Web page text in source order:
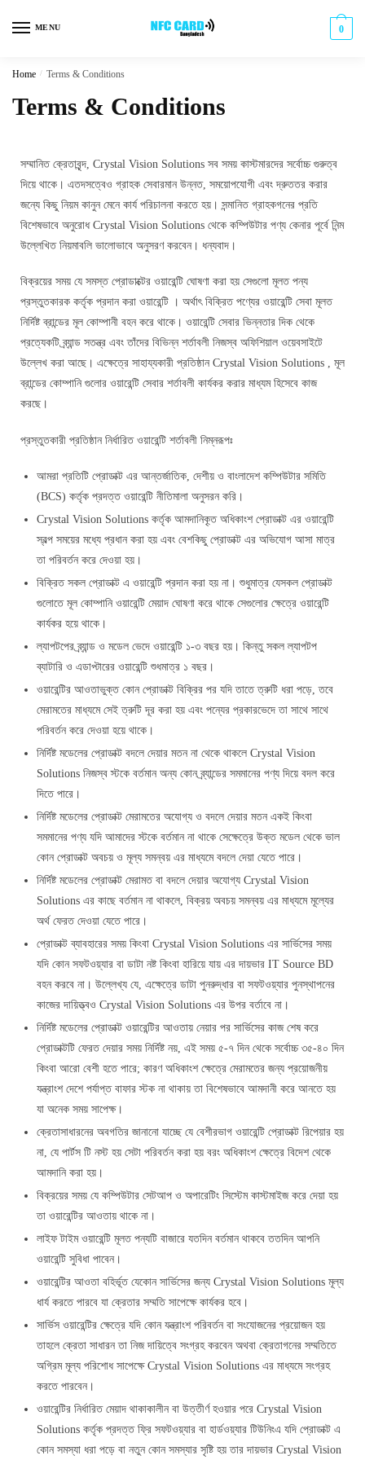
MENU 0
Home / Terms & Conditions
Terms & Conditions
সম্মানিত ক্রেতাবৃন্দ, Crystal Vision Solutions সব সময় কাস্টমারদের সর্বোচ্চ গুরুত্ব
দিয়ে থাকে। এতদসত্বেও গ্রাহক সেবারমান উন্নত, সময়োপযোগী এবং দ্রুততর করার
জন্যে কিছু নিয়ম কানুন মেনে কার্য পরিচালনা করতে হয়। সন্মানিত গ্রাহকগনের প্রতি
বিশেষভাবে অনুরোধ Crystal Vision Solutions থেকে কম্পিউটার পণ্য কেনার পূর্বে নিন্ম
উল্লেখিত নিয়মাবলি ভালোভাবে অনুসরণ করবেন। ধন্যবাদ।
বিক্রয়ের সময় যে সমস্ত প্রোডাক্টের ওয়ারেন্টি ঘোষণা করা হয় সেগুলো মূলত পন্য
প্রস্তুতকারক কর্তৃক প্রদান করা ওয়ারেন্টি । অর্থাৎ বিক্রিত পণ্যের ওয়ারেন্টি সেবা মূলত
নির্দিষ্ট ব্রান্ডের মূল কোম্পানী বহন করে থাকে। ওয়ারেন্টি সেবার ভিন্নতার দিক থেকে
প্রত্যেকটি ব্র্যান্ড সতন্ত্র এবং তাঁদের বিভিন্ন শর্তাবলী নিজস্ব অফিশিয়াল ওয়েবসাইটে
উল্লেখ করা আছে। এক্ষেত্রে সাহায্যকারী প্রতিষ্ঠান Crystal Vision Solutions , মূল
ব্রান্ডের কোম্পানি গুলোর ওয়ারেন্টি সেবার শর্তাবলী কার্যকর করার মাধ্যম হিসেবে কাজ
করছে।
প্রস্তুতকারী প্রতিষ্ঠান নির্ধারিত ওয়ারেন্টি শর্তাবলী নিম্নরূপঃ
আমরা প্রতিটি প্রোডাক্ট এর আন্তর্জাতিক, দেশীয় ও বাংলাদেশ কম্পিউটার সমিতি
(BCS) কর্তৃক প্রদত্ত ওয়ারেন্টি নীতিমালা অনুসরন করি।
Crystal Vision Solutions কর্তৃক আমদানিকৃ্ত অধিকাংশ প্রোডাক্ট এর ওয়ারেন্টি
স্বল্প সময়ের মধ্যে প্রধান করা হয় এবং বেশকিছু প্রোডাক্ট এর অভিযোগ আসা মাত্র
তা পরিবর্তন করে দেওয়া হয়।
বিক্রিত সকল প্রোডাক্ট এ ওয়ারেন্টি প্রদান করা হয় না। শুধুমাত্র যেসকল প্রোডাক্ট
গুলোতে মূল কোম্পানি ওয়ারেন্টি মেয়াদ ঘোষণা করে থাকে সেগুলোর ক্ষেত্রে ওয়ারেন্টি
কার্যকর হয়ে থাকে।
ল্যাপটপের ব্র্যান্ড ও মডেল ভেদে ওয়ারেন্টি ১-৩ বছর হয়। কিন্তু সকল ল্যাপটপ
ব্যাটারি ও এডাপ্টারের ওয়ারেন্টি শুধমাত্র ১ বছর।
ওয়ারেন্টির আওতাভুক্ত কোন প্রোডাক্ট বিক্রির পর যদি তাতে ত্রুটি ধরা পড়ে, তবে
মেরামতের মাধ্যমে সেই ত্রুটি দূর করা হয় এবং পন্যের প্রকারভেদে তা সাথে সাথে
পরিবর্তন করে দেওয়া হয়ে থাকে।
নির্দিষ্ট মডেলের প্রোডাক্ট বদলে দেয়ার মতন না থেকে থাকলে Crystal Vision
Solutions নিজস্ব স্টকে বর্তমান অন্য কোন ব্র্যান্ডের সমমানের পণ্য দিয়ে বদল করে
দিতে পারে।
নির্দিষ্ট মডেলের প্রোডাক্ট মেরামতের অযোগ্য ও বদলে দেয়ার মতন একই কিংবা
সমমানের পণ্য যদি আমাদের স্টকে বর্তমান না থাকে সেক্ষেত্রে উক্ত মডেল থেকে ভাল
কোন প্রোডাক্ট অবচয় ও মূল্য সমন্বয় এর মাধ্যমে বদলে দেয়া যেতে পারে।
নির্দিষ্ট মডেলের প্রোডাক্ট মেরামত বা বদলে দেয়ার অযোগ্য Crystal Vision
Solutions এর কাছে বর্তমান না থাকলে, বিক্রয় অবচয় সমন্বয় এর মাধ্যমে মূল্যের
অর্থ ফেরত দেওয়া যেতে পারে।
প্রোডাক্ট ব্যাবহারের সময় কিংবা Crystal Vision Solutions এর সার্ভিসের সময়
যদি কোন সফটওয়্যার বা ডাটা নষ্ট কিংবা হারিয়ে যায় এর দায়ভার IT Source BD
বহন করবে না। উল্লেখ্য যে, এক্ষেত্রে ডাটা পুনরুদ্ধার বা সফটওয়্যার পুনস্থাপনের
কাজের দায়িত্ত্বও Crystal Vision Solutions এর উপর বর্তাবে না।
নির্দিষ্ট মডেলের প্রোডাক্ট ওয়ারেন্টির আওতায় নেয়ার পর সার্ভিসের কাজ শেষ করে
প্রোডাক্টটি ফেরত দেয়ার সময় নির্দিষ্ট নয়, এই সময় ৫-৭ দিন থেকে সর্বোচ্চ ৩৫-৪০ দিন
কিংবা আরো বেশী হতে পারে; কারণ অধিকাংশ ক্ষেত্রে মেরামতের জন্য প্রয়োজনীয়
যন্ত্রাংশ দেশে পর্যাপ্ত বাফার স্টক না থাকায় তা বিশেষভাবে আমদানী করে আনতে হয়
যা অনেক সময় সাপেক্ষ।
ক্রেতাসাধারনের অবগতির জানানো যাচ্ছে যে বেশীরভাগ ওয়ারেন্টি প্রোডাক্ট রিপেয়ার হয়
না, যে পার্টস টি নস্ট হয় সেটা পরিবর্তন করা হয় বরং অধিকাংশ ক্ষেত্রে বিদেশ থেকে
আমদানি করা হয়।
বিক্রয়ের সময় যে কম্পিউটার সেটআপ ও অপারেটিং সিস্টেম কাস্টমাইজ করে দেয়া হয়
তা ওয়ারেন্টির আওতায় থাকে না।
লাইফ টাইম ওয়ারেন্টি মূলত পন্যটি বাজারে যতদিন বর্তমান থাকবে ততদিন আপনি
ওয়ারেন্টি সুবিধা পাবেন।
ওয়ারেন্টির আওতা বহির্ভূত যেকোন সার্ভিসের জন্য Crystal Vision Solutions মূল্য
ধার্য করতে পারবে যা ক্রেতার সম্মতি সাপেক্ষে কার্যকর হবে।
সার্ভিস ওয়ারেন্টির ক্ষেত্রে যদি কোন যন্ত্রাংশ পরিবর্তন বা সংযোজনের প্রয়োজন হয়
তাহলে ক্রেতা সাধারন তা নিজ দায়িত্বে সংগ্রহ করবেন অথবা ক্রেতাগনের সম্মতিতে
অগ্রিম মূল্য পরিশোধ সাপেক্ষে Crystal Vision Solutions এর মাধ্যমে সংগ্রহ
করতে পারবেন।
ওয়ারেন্টির নির্ধারিত মেয়াদ থাকাকালীন বা উত্তীর্ণ হওয়ার পরে Crystal Vision
Solutions কর্তৃক প্রদত্ত ফ্রি সফটওয়্যার বা হার্ডওয়্যার টিউনিংএ যদি প্রোডাক্ট এ
কোন সমস্যা ধরা পড়ে বা নতুন কোন সমস্যার সৃষ্টি হয় তার দায়ভার Crystal Vision